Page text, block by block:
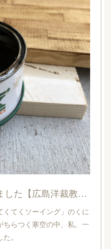
製図机を新しく導入しました【広島洋裁教室・てくてくソーイング】
てくソーイング」のくに
ちらつく寒空の中、私、一
。